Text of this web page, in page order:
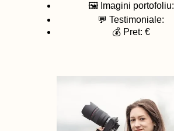
🖼️ Imagini portofoliu:
💬 Testimoniale:
💰 Pret: €